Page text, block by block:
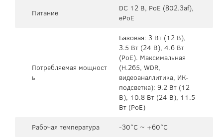
Питание
DC 12 В, PoE (802.3af),
ePoE
Потребляемая мощност
ь
Базовая: 3 Вт (12 В),
3.5 Вт (24 В), 4.6 Вт
(PoE). Максимальная
(H.265, WDR,
видеоаналлитика, ИК-
подсветка): 9.2 Вт (12
В), 10.8 Вт (24 В), 11.5
Вт (PoE)
Рабочая температура
-30°C ~ +60°C